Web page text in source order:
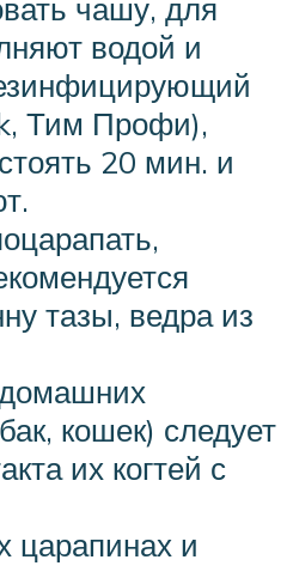
чашу, для
водой и
Тим Профи),
20 мин. и
тазы, ведра из
кошек) следует
их когтей с
царапинах и